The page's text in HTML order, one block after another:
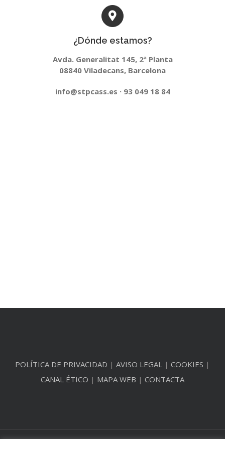
¿Dónde estamos?
Avda. Generalitat 145, 2ª Planta
08840 Viladecans, Barcelona
info@stpcass.es · 93 049 18 84
POLÍTICA DE PRIVACIDAD | AVISO LEGAL | COOKIES |
CANAL ÉTICO | MAPA WEB | CONTACTA